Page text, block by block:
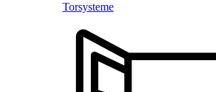
Torsysteme